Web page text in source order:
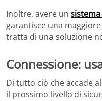
Inoltre, avere un
garantisce una
tratta di una soluzione
Connessione:
Di tutto ciò che accade
il prossimo livello di